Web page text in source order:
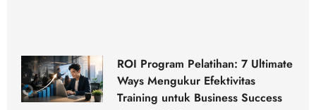
ROI Program Pelatihan: 7 Ultimate
Ways Mengukur Efektivitas
Training untuk Business Success